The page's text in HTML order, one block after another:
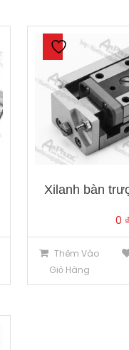
Xilanh bàn
0 ₫
Thêm Vào
Giỏ Hàng